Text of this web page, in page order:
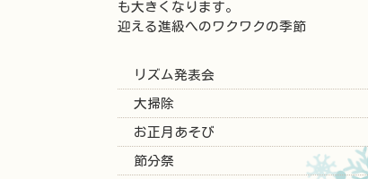
も大きくなります。
迎える進級へのワクワクの季節
リズム発表会
大掃除
お正月あそび
節分祭